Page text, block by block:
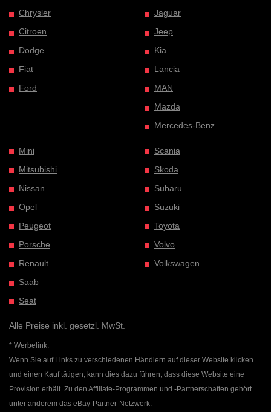
Chrysler
Citroen
Dodge
Fiat
Ford
Jaguar
Jeep
Kia
Lancia
MAN
Mazda
Mercedes-Benz
Mini
Mitsubishi
Nissan
Opel
Peugeot
Porsche
Renault
Saab
Seat
Scania
Skoda
Subaru
Suzuki
Toyota
Volvo
Volkswagen
Alle Preise inkl. gesetzl. MwSt.
* Werbelink:
Wenn Sie auf Links zu verschiedenen Händlern auf dieser Website klicken
und einen Kauf tätigen, kann dies dazu führen, dass diese Website eine
Provision erhält. Zu den Affiliate-Programmen und -Partnerschaften gehört
unter anderem das eBay-Partner-Netzwerk.